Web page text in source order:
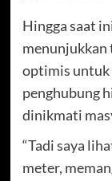
Hingga saat
menunjukkan
optimis untuk
penghubung
dinikmati
“Tadi saya
meter,